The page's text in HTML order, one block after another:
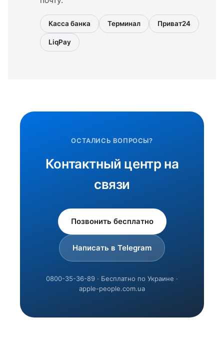
Касса банка Терминал Приват24
LiqPay
ОСТАЛИСЬ ВОПРОСЫ?
Контактный центр на
связи
Позвонить бесплатно
Написать в Telegram
0800-35-36-89 · Бесплатно по Украине ·
apple-people.com.ua